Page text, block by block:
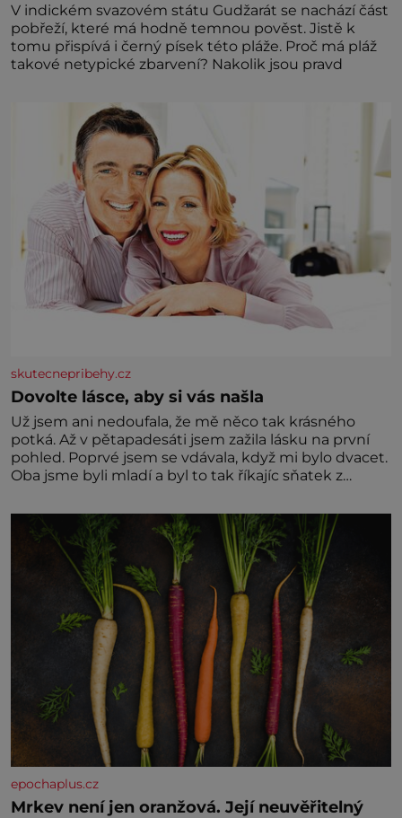
V indickém svazovém státu Gudžarát se nachází část
pobřeží, které má hodně temnou pověst. Jistě k
tomu přispívá i černý písek této pláže. Proč má pláž
takové netypické zbarvení? Nakolik jsou pravd
skutecnepribehy.cz
Dovolte lásce, aby si vás našla
Už jsem ani nedoufala, že mě něco tak krásného
potká. Až v pětapadesáti jsem zažila lásku na první
pohled. Poprvé jsem se vdávala, když mi bylo dvacet.
Oba jsme byli mladí a byl to tak říkajíc sňatek z
zaopatřený mladý muž. Manželství nám oběma moc
nesvědčilo, brzy jsme zjistili, že
epochaplus.cz
Mrkev není jen oranžová. Její neuvěřitelný